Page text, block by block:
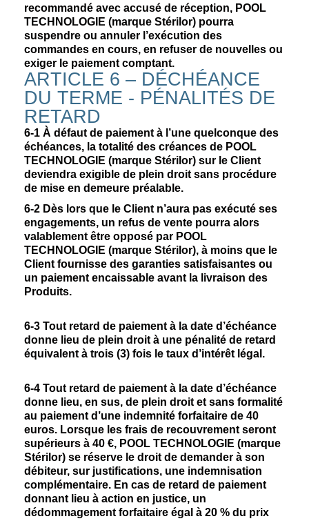
recommandé avec accusé de réception, POOL
TECHNOLOGIE (marque Stérilor) pourra
suspendre ou annuler l’exécution des
commandes en cours, en refuser de nouvelles ou
exiger le paiement comptant.
ARTICLE 6 – DÉCHÉANCE
DU TERME - PÉNALITÉS DE
RETARD
6-1 À défaut de paiement à l’une quelconque des
échéances, la totalité des créances de POOL
TECHNOLOGIE (marque Stérilor) sur le Client
deviendra exigible de plein droit sans procédure
de mise en demeure préalable.
6-2 Dès lors que le Client n’aura pas exécuté ses
engagements, un refus de vente pourra alors
valablement être opposé par POOL
TECHNOLOGIE (marque Stérilor), à moins que le
Client fournisse des garanties satisfaisantes ou
un paiement encaissable avant la livraison des
Produits.
6-3 Tout retard de paiement à la date d’échéance
donne lieu de plein droit à une pénalité de retard
équivalent à trois (3) fois le taux d’intérêt légal.
6-4 Tout retard de paiement à la date d’échéance
donne lieu, en sus, de plein droit et sans formalité
au paiement d’une indemnité forfaitaire de 40
euros. Lorsque les frais de recouvrement seront
supérieurs à 40 €, POOL TECHNOLOGIE (marque
Stérilor) se réserve le droit de demander à son
débiteur, sur justifications, une indemnisation
complémentaire. En cas de retard de paiement
donnant lieu à action en justice, un
dédommagement forfaitaire égal à 20 % du prix